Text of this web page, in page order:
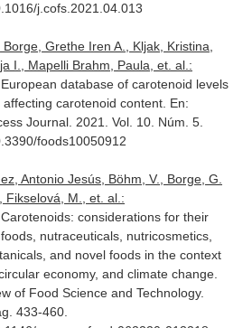
j.cofs.2021.04.013
Grethe Iren A., Kljak, Kristina,
I., Mapelli Brahm, Paula, et. al.:
database of carotenoid levels
carotenoid content. En:
Journal. 2021. Vol. 10. Núm. 5.
foods10050912
Antonio Jesús, Böhm, V., Borge, G.
Fikselová, M., et. al.:
considerations for their
nutraceuticals, nutricosmetics,
and novel foods in the context
economy, and climate change.
of Food Science and Technology.
433-460.